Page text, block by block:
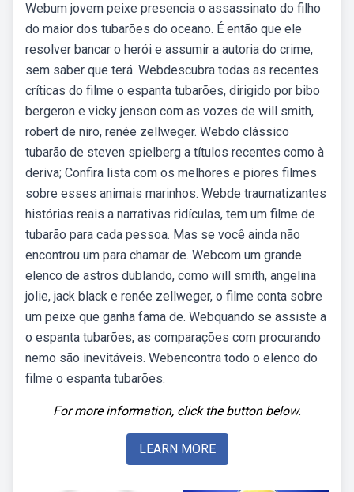
Webum jovem peixe presencia o assassinato do filho
do maior dos tubarões do oceano. É então que ele
resolver bancar o herói e assumir a autoria do crime,
sem saber que terá. Webdescubra todas as recentes
críticas do filme o espanta tubarões, dirigido por bibo
bergeron e vicky jenson com as vozes de will smith,
robert de niro, renée zellweger. Webdo clássico
tubarão de steven spielberg a títulos recentes como à
deriva; Confira lista com os melhores e piores filmes
sobre esses animais marinhos. Webde traumatizantes
histórias reais a narrativas ridículas, tem um filme de
tubarão para cada pessoa. Mas se você ainda não
encontrou um para chamar de. Webcom um grande
elenco de astros dublando, como will smith, angelina
jolie, jack black e renée zellweger, o filme conta sobre
um peixe que ganha fama de. Webquando se assiste a
o espanta tubarões, as comparações com procurando
nemo são inevitáveis. Webencontra todo o elenco do
filme o espanta tubarões.
For more information, click the button below.
LEARN MORE